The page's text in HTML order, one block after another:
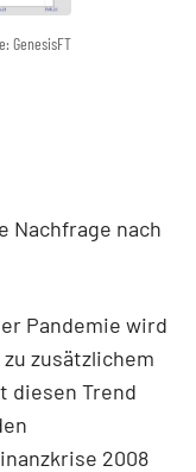
GenesisFT
Nachfrage nach
Pandemie wird
zusätzlichem
diesen Trend
2008